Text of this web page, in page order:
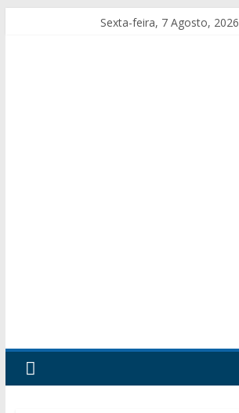
Sexta-feira, 7 Agosto, 2026